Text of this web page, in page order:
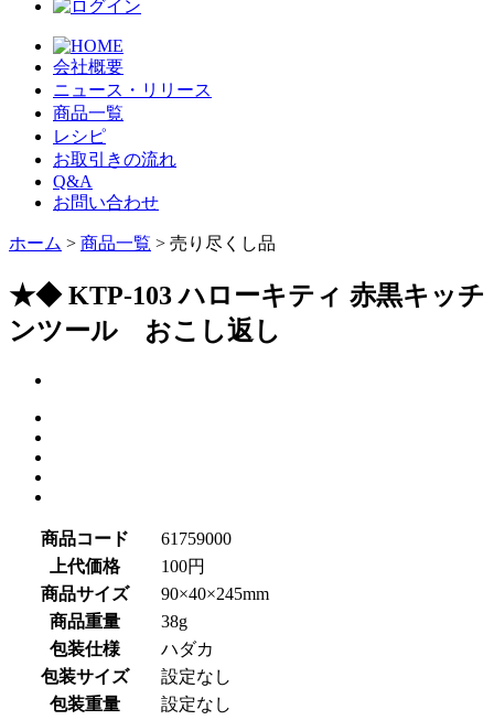
会社概要
ニュース・リリース
商品一覧
レシピ
お取引きの流れ
Q&A
お問い合わせ
ホーム > 商品一覧 > 売り尽くし品
★◆ KTP-103 ハローキティ 赤黒キッチ
ンツール おこし返し
商品コード
61759000
上代価格
100円
商品サイズ
90×40×245mm
商品重量
38g
包装仕様
ハダカ
包装サイズ
設定なし
包装重量
設定なし